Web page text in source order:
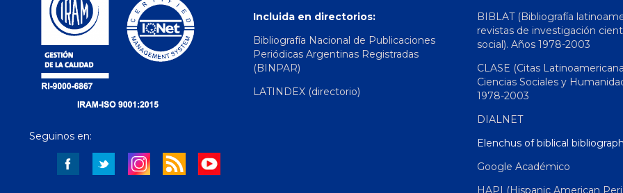
Seguinos en:
Incluida en directorios:
Bibliografía Nacional de Publicaciones
Periódicas Argentinas Registradas
(BINPAR)
LATINDEX (directorio)
BIBLAT (Bibliografía
revistas de investigación
social). Años 1978-2003
CLASE (Citas
Ciencias Sociales y
1978-2003
DIALNET
Elenchus of biblical
Google Académico
HAPI (Hispanic American